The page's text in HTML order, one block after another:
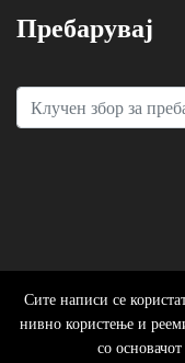
Пребарувај
Сите написи се
нивно користење и
со